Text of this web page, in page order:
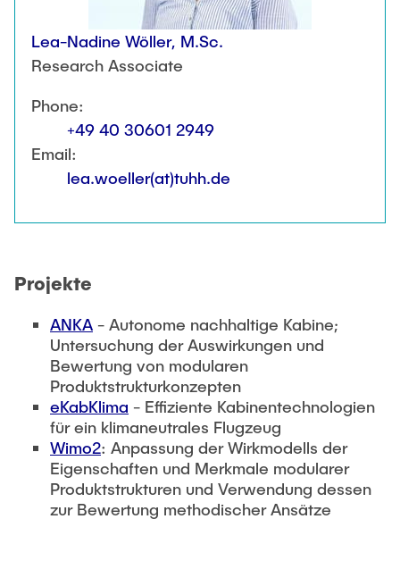
Contact
Fields of Application
Aviation
Mechanical and Plant Engineering
Medical Technology
International Cooperations
EDUCATION
Master
NTA-Forschungskommunikation
External lecturers
Onlineangebot
Virtueller Demonstrationspool
WORKSHOPS
Scientific Events
26th International Conference on Engineering Design
(ICED27)
36. DfX-Symposium 2025
PAD International Summer School
Lea-Nadine Wöller, M.Sc.
Research Associate
Phone:
+49 40 30601 2949
Email:
lea.woeller(at)tuhh.de
Projekte
ANKA - Autonome nachhaltige Kabine;
Untersuchung der Auswirkungen und
Bewertung von modularen
Produktstrukturkonzepten
eKabKlima - Effiziente Kabinentechnologien
für ein klimaneutrales Flugzeug
Wimo2: Anpassung der Wirkmodells der
Eigenschaften und Merkmale modularer
Produktstrukturen und Verwendung dessen
zur Bewertung methodischer Ansätze